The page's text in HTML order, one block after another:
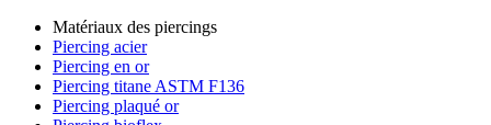
Matériaux des piercings
Piercing acier
Piercing en or
Piercing titane ASTM F136
Piercing plaqué or